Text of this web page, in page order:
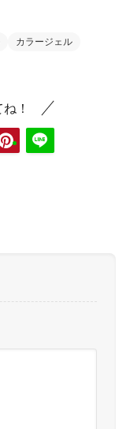
カラージェル
！